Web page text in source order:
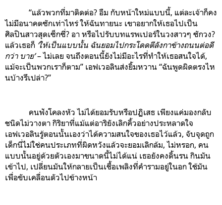
“แล้วพวกที่มาติดต่อ? อืม กับหน้าใหม่แบบนี้, แต่ละเจ้าก็คง
ไม่มีอนาคตซักเท่าไหร่ ให้ฉันทายนะ เขาอยากให้เธอไปเป็น
ศิลปินสาวสุดเซ็กซี่? อา หรือไปรับบทแรพเปอร์ในวงสาวๆ ซักวง?
แล้วเธอก็ ‘ให้เป็นแบบนั้น ฉันยอมไปกระโดดตีลังกาข้างถนนต่อดี
กว่า บาย’– ไม่เลย จนถึงตอนนี้ยังไม่มีอะไรที่ทำให้เธอสนใจได้,
แม้จะเป็นพวกเราก็ตาม” เอฟเวอลินส่งยิ้มหวาน “ฉันพูดผิดตรงไห
นบ้างรึเปล่า?”
คนฟังโคลงหัว ไม่ได้ยอมรับหรือปฏิเสธ เพียงแค่มองกลับ
ชนิดไม่วางตา กิริยาที่แม้แต่อาริยังเลิกคิ้วอย่างประหลาดใจ
เอฟเวอลินรู้ตอนนั้นเองว่าได้ความสนใจของเธอไว้แล้ว, จับจุดถูก
เด็กนี่ไม่ใช่คนประเภทที่ผิดหวังแล้วจะยอมเลิกล้ม, ไม่หรอก, คน
แบบนั้นอยู่ด้วยตัวเองมาขนาดนี้ไม่ได้แน่ เธอยังคงดิ้นรน กินมัน
เข้าไป, เปลี่ยนมันให้กลายเป็นเชื้อเพลิงที่คำรามอยู่ในอก ใช้มัน
เพื่อขับเคลื่อนตัวไปข้างหน้า